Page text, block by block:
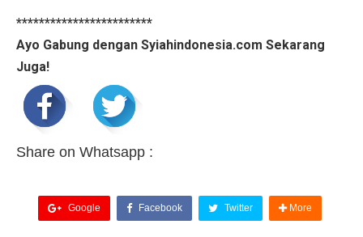
************************
Ayo Gabung dengan Syiahindonesia.com Sekarang
Juga!
Share on Whatsapp :
Google Facebook Twitter More